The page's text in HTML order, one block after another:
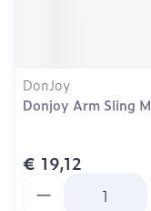
DonJoy
Donjoy Arm Sling M
€ 19,12